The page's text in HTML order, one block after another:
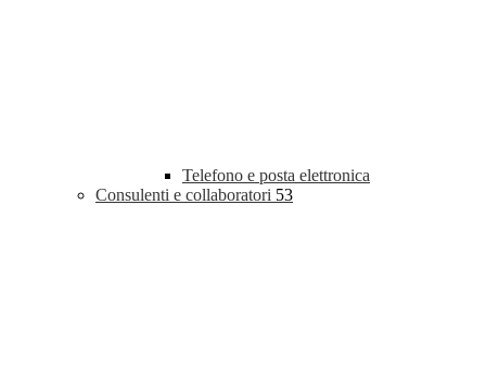
Telefono e posta elettronica
Consulenti e collaboratori 53